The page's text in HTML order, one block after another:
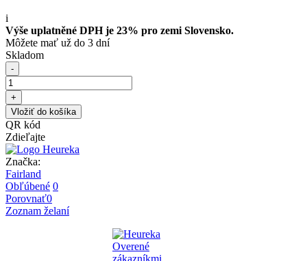
i
Výše uplatněné DPH je 23% pro zemi Slovensko.
Môžete mať už do 3 dní
Skladom
-
+
Vložiť do košíka
QR kód
Zdieľajte
Značka:
Fairland
Obľúbené 0
Porovnať0
Zoznam želaní